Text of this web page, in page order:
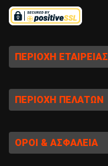
ΠΕΡΙΟΧΉ ΕΤΑΙΡΕΊΑΣ
ΠΕΡΙΟΧΉ ΠΕΛΑΤΏΝ
ΌΡΟΙ & ΑΣΦΆΛΕΙΑ